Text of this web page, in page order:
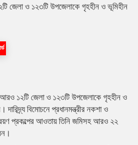
জেলা ও ১২৩টি উপজেলাকে গৃহহীন ও ভূমিহীন
আরও ১২টি জেলা ও ১২৩টি উপজেলাকে গৃহহীন ও
বিমোচনে প্রধানমন্ত্রীর নকশা ও
প্রকল্পের আওতায় তিনি জমিসহ আরও ২২